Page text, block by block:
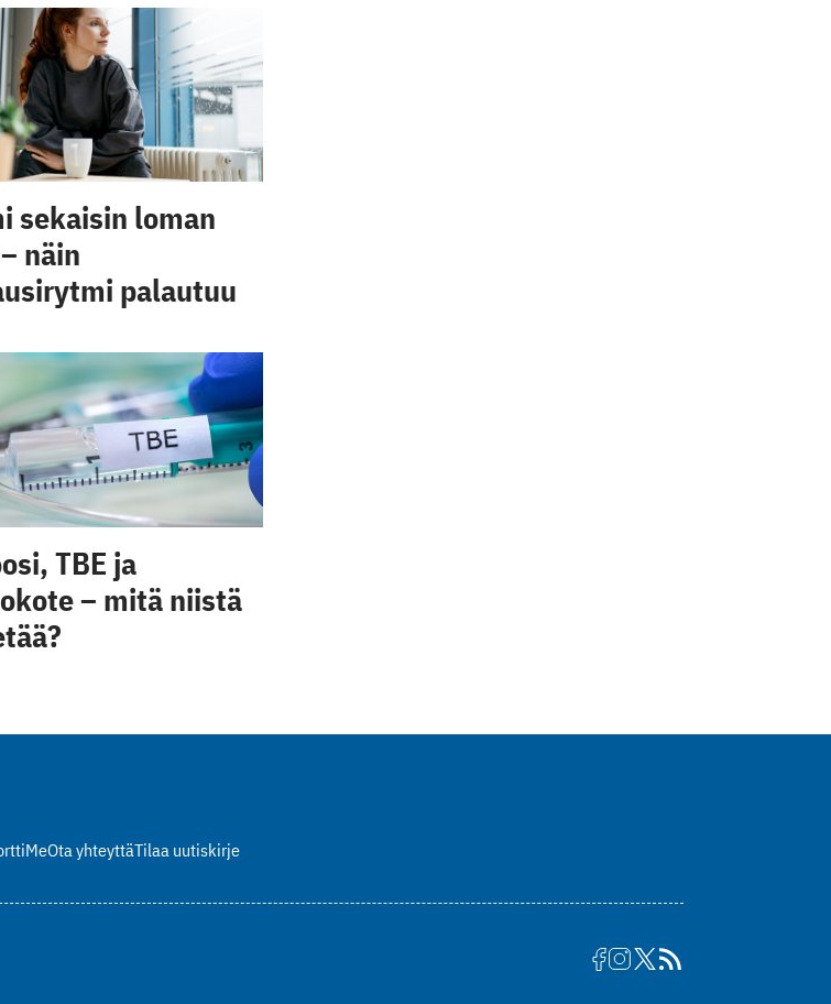
sekaisin loman
näin
palautuu
TBE ja
– mitä niistä
MeOta yhteyttäTilaa uutiskirje